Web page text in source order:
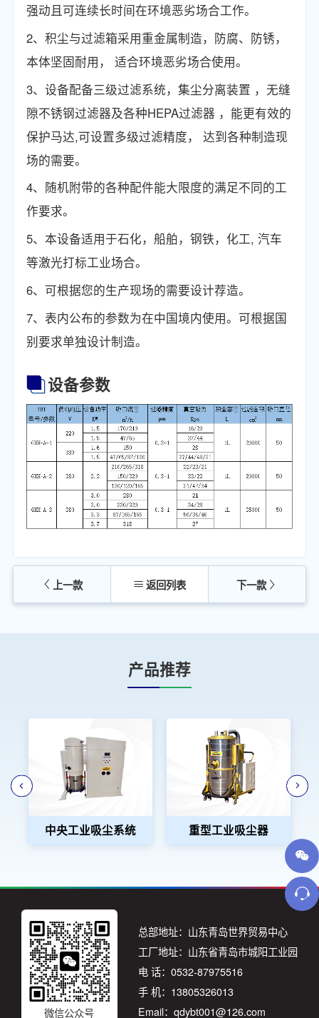
强动且可连续长时间在环境恶劣场合工作。
2、积尘与过滤箱采用重金属制造，防腐、防锈，
本体坚固耐用， 适合环境恶劣场合使用。
3、设备配备三级过滤系统，集尘分离装置 ，无缝
隙不锈钢过滤器及各种HEPA过滤器 ，能更有效的
保护马达,可设置多级过滤精度， 达到各种制造现
场的需要。
4、随机附带的各种配件能大限度的满足不同的工
作要求。
5、本设备适用于石化，船舶，钢铁，化工, 汽车
等激光打标工业场合。
6、可根据您的生产现场的需要设计荐造。
7、表内公布的参数为在中国境内使用。可根据国
别要求单独设计制造。
设备参数
上一款 返回列表 下一款
产品推荐
中央工业吸尘系统 重型工业吸尘器
微信公众号
总部地址：山东青岛世界贸易中心
工厂地址：山东省青岛市城阳工业园
电 话：0532-87975516
手 机： 13805326013
Email：qdybt001@126.com